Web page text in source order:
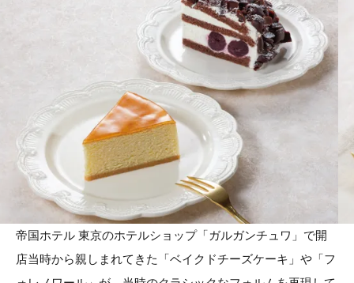
帝国ホテル 東京のホテルショップ「ガルガンチュワ」で開
店当時から親しまれてきた「ベイクドチーズケーキ」や「フ